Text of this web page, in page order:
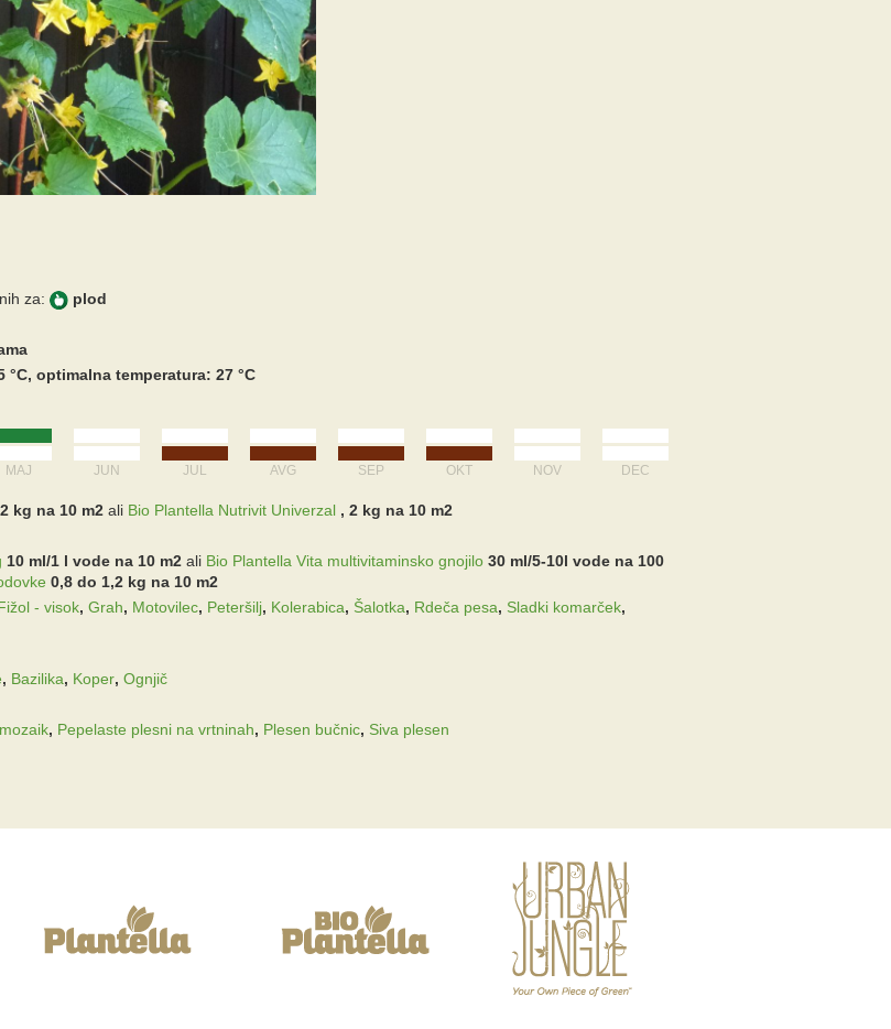
za:
plod
°C, optimalna temperatura: 27 °C
MAJ JUN JUL AVG SEP OKT NOV DEC
kg na 10 m2 ali Bio Plantella Nutrivit Univerzal , 2 kg na 10 m2
10 ml/1 l vode na 10 m2 ali Bio Plantella Vita multivitaminsko gnojilo 30 ml/5-10l vode na 100
0,8 do 1,2 kg na 10 m2
- visok, Grah, Motovilec, Peteršilj, Kolerabica, Šalotka, Rdeča pesa, Sladki komarček,
, Bazilika, Koper, Ognjič
, Pepelaste plesni na vrtninah, Plesen bučnic, Siva plesen